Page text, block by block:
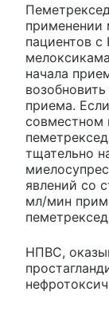
применении
пациентов
начала
приема.
совместном
тщательно
явлений со
мл/мин
НПВС,